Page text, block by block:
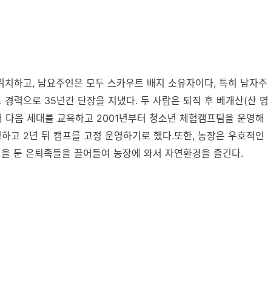
치하고, 남요주인은 모두 스카우트 배지 소유자이다, 특히 남자주
력으로 35년간 단장을 지냈다. 두 사람은 퇴직 후 베개산(산 명
다음 세대를 교육하고 2001년부터 청소년 체험캠프팀을 운영해
고 2년 뒤 캠프를 고정 운영하기로 했다.또한, 농장은 우호적인
둔 은퇴족들을 끌어들여 농장에 와서 자연환경을 즐긴다.